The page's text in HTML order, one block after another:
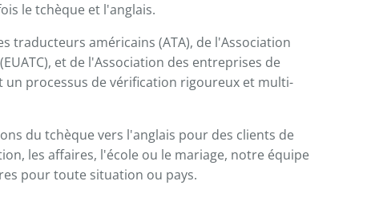
le tchèque et l'anglais.
traducteurs américains (ATA), de l'Association
et de l'Association des entreprises de
processus de vérification rigoureux et multi-
du tchèque vers l'anglais pour des clients de
les affaires, l'école ou le mariage, notre équipe
pour toute situation ou pays.